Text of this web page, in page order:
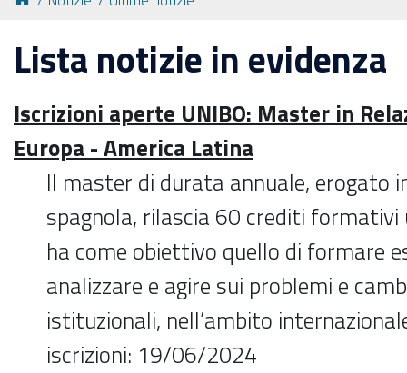
Newsletter
Lista notizie in evidenza
Iscrizioni aperte UNIBO: Master in
Europa - America Latina
Il master di durata annuale, erogato
spagnola, rilascia 60 crediti formativi
ha come obiettivo quello di formare
analizzare e agire sui problemi e
istituzionali, nell’ambito
iscrizioni: 19/06/2024